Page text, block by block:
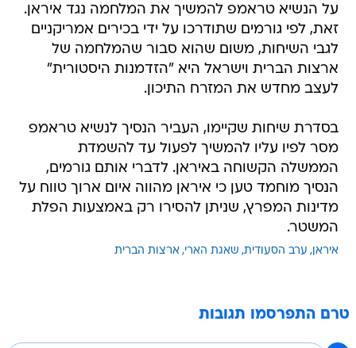
על הנשיא טראמפ להמשיך את המלחמה נגד איראן.
זאת, לפי גורמים שתודרכו על ידי בכירים אמריקניים
לגבי השיחות, משום שהוא סבור שהמלחמה של
ארצות הברית וישראל היא "הזדמנות היסטורית"
לעצב מחדש את המזרח התיכון.
בסדרת שיחות שקיימו, העביר הנסיך לנשיא טראמפ
מסר לפיו עליו להמשיך לפעול עד להשמדת
הממשלה הקשוחה באיראן. לדברי אותם גורמים,
הנסיך מוחמד טען כי איראן מהווה איום ארוך טווח על
מדינות המפרץ, שניתן להסירו רק באמצעות הפלת
המשטר.
איראן ערב הסעודית שאגת הארי ארצות הברית
טרם התפרסמו תגובות